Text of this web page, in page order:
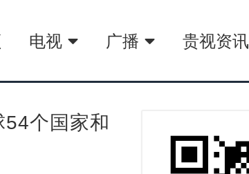
电视 广播 贵视资讯
个国家和